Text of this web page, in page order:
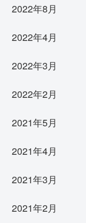
2022年8月
2022年4月
2022年3月
2022年2月
2021年5月
2021年4月
2021年3月
2021年2月